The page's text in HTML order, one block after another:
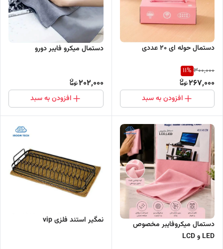
دستمال حوله ای 20 عددی
300,000
11%
267,000
افزودن به سبد
دستمال میکرو فایبر دورو
202,000
افزودن به سبد
دستمال میکروفایبر مخصوص
LED و LCD
نمگیر استند فلزی vip